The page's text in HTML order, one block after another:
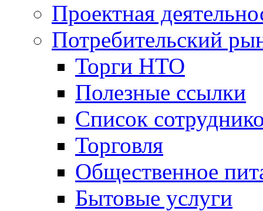
Проектная
Потребительский
Торги НТО
Полезные ссылки
Список
Торговля
Общественное
Бытовые услуги